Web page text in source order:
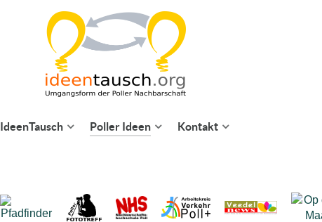
IdeenTausch Poller Ideen Kontakt